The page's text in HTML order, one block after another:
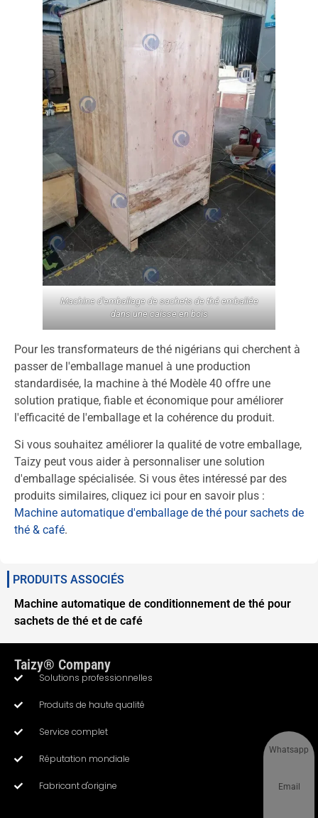
Machine d'emballage de sachets de thé emballée
dans une caisse en bois
Pour les transformateurs de thé nigérians qui cherchent à
passer de l'emballage manuel à une production
standardisée, la machine à thé Modèle 40 offre une
solution pratique, fiable et économique pour améliorer
l'efficacité de l'emballage et la cohérence du produit.
Si vous souhaitez améliorer la qualité de votre emballage,
Taizy peut vous aider à personnaliser une solution
d'emballage spécialisée. Si vous êtes intéressé par des
produits similaires, cliquez ici pour en savoir plus :
Machine automatique d'emballage de thé pour sachets de
thé & café.
PRODUITS ASSOCIÉS
Machine automatique de conditionnement de thé pour
sachets de thé et de café
Taizy® Company
Solutions professionnelles
Produits de haute qualité
Service complet
Réputation mondiale
Fabricant d'origine
Whatsapp
Email